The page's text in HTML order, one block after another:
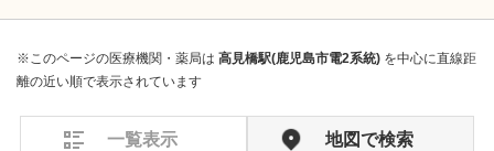
※このページの医療機関・薬局は 高見橋駅(鹿児島市電2系統) を中心に直線距
離の近い順で表示されています
一覧表示 地図で検索